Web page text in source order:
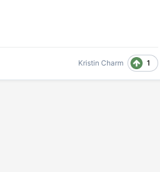
Kristin Charm 1